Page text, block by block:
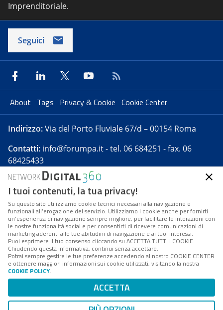
Imprenditoriale.
Seguici
About Tags Privacy & Cookie Cookie Center
Indirizzo:Via del Porto Fluviale 67/d – 00154 Roma
Contatti: info@forumpa.it- tel. 06 684251 - fax. 06
68425433
Forumpa.itè una pubblicazione telematica iscritta
presso Registro della stampa del Tribunale di Roma -
Reg. n. 182 del 2 maggio 2008 - Direttore resp. Michela
Stentella
FPA s.r.l. è società soggetta a Direzione e
Coordinamento da parte di Digital360 S.p.A. - FPA s.r.l.
è un'azienda certificata per il sistema di management
Codice Fiscale/Partita IVA n. 10693191008 - R.E.A. Roma
n. 1249791. ISP AWS
I tuoi contenuti, la tua privacy!
Su questo sito utilizziamo cookie tecnici necessari alla navigazione e
funzionali all’erogazione del servizio. Utilizziamo i cookie anche per fornirti
un’esperienza di navigazione sempre migliore, per facilitare le interazioni con
le nostre funzionalità social e per consentirti di ricevere comunicazioni di
marketing aderenti alle tue abitudini di navigazione e ai tuoi interessi.
Puoi esprimere il tuo consenso cliccando su ACCETTA TUTTI I COOKIE.
Chiudendo questa informativa, continui senza accettare.
Potrai sempre gestire le tue preferenze accedendo al nostro COOKIE CENTER
e ottenere maggiori informazioni sui cookie utilizzati, visitando la nostra
COOKIE POLICY.
ACCETTA